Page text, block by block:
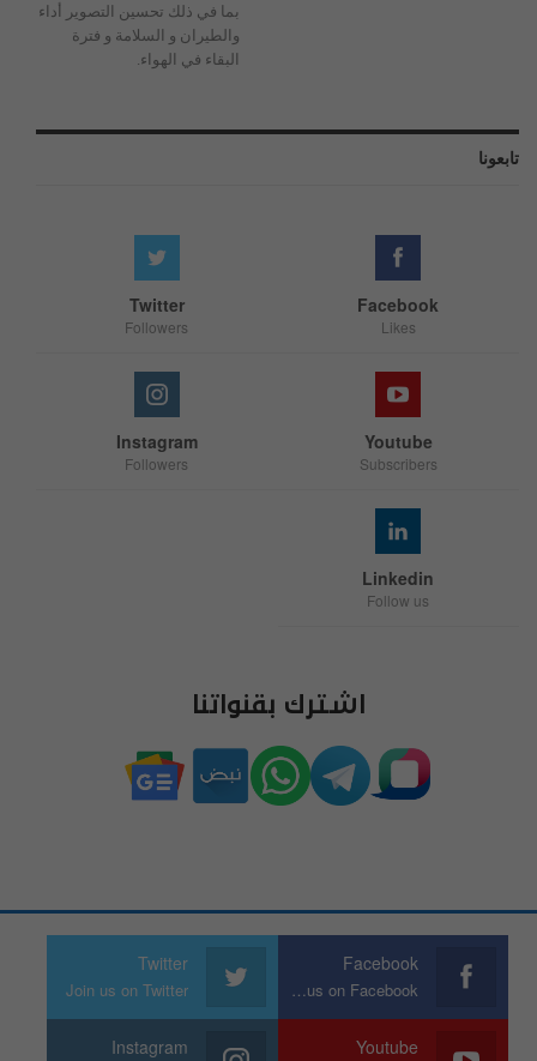
بما في ذلك تحسين التصوير أداء
والطيران و السلامة و فترة
البقاء في الهواء.
تابعونا
Facebook
Likes
Twitter
Followers
Youtube
Subscribers
Instagram
Followers
Linkedin
Follow us
اشترك بقنواتنا
Facebook
Join us on Facebook
Twitter
Join us on Twitter
Youtube
Instagram